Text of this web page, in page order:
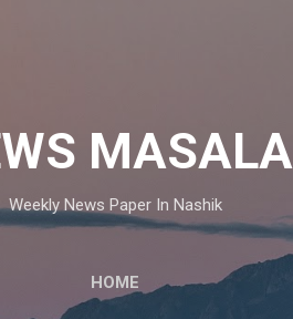
MASALA
Weekly News Paper In Nashik
HOME